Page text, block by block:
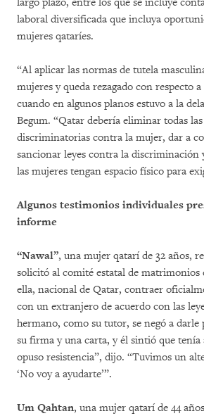
laboral diversificada que incluya
mujeres qataríes.
“Al aplicar las normas de tutela
mujeres y queda rezagado con respecto a
cuando en algunos planos estuvo a la
Begum. “Qatar debería eliminar todas
discriminatorias contra la mujer, dar a
sancionar leyes contra la discriminación
las mujeres tengan espacio físico para
Algunos testimonios individuales
informe
“Nawal”, una mujer qatarí de 32 años,
solicitó al comité estatal de matrimonios
ella, nacional de Qatar, contraer
con un extranjero de acuerdo con las
hermano, como su tutor, se negó a darle
su firma y una carta, y él sintió que tenía
opuso resistencia”, dijo. “Tuvimos un
‘No voy a ayudarte’”.
Um Qahtan, una mujer qatarí de 44